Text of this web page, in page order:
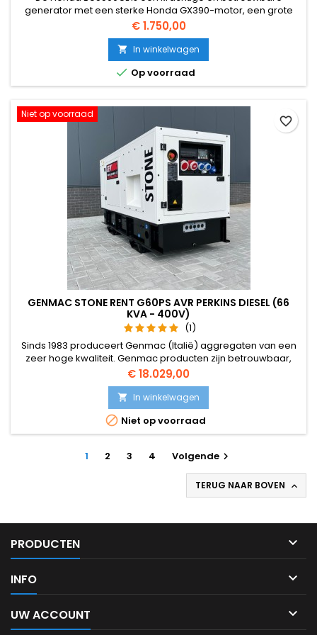
generator met een sterke Honda GX390-motor, een grote
24-liter tank voor lange draaitijd en een stabiele
stroomlevering dankzij D-AVR.
Prijs
€ 1.750,00
 In winkelwagen
 Op voorraad
Niet op voorraad
GENMAC STONE RENT G60PS AVR PERKINS DIESEL (66
KVA - 400V)
(1)
Sinds 1983 produceert Genmac (Italië) aggregaten van een
zeer hoge kwaliteit. Genmac producten zijn betrouwbaar,
duurzaam, sterk en zeer competitief. Ook het Design is zeer
strak. Door de jaren heen heeft Genmac zich onderscheiden
voor de kwaliteit van haar producten, knowhow, aangepaste
oplossingen.
Prijs
€ 18.029,00
 In winkelwagen
 Niet op voorraad
favorite_border
1 2 3 4 Volgende 
TERUG NAAR BOVEN 
PRODUCTEN 
INFO 
UW ACCOUNT 